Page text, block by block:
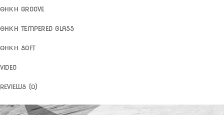
ΘΗΚΗ GROOVE
ΘΗΚΗ TEMPERED GLASS
ΘΗΚΗ SOFT
VIDEO
REVIEWS (0)